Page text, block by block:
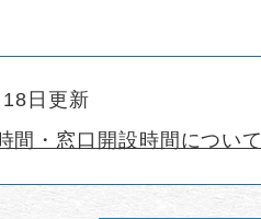
日更新
間・窓口開設時間について